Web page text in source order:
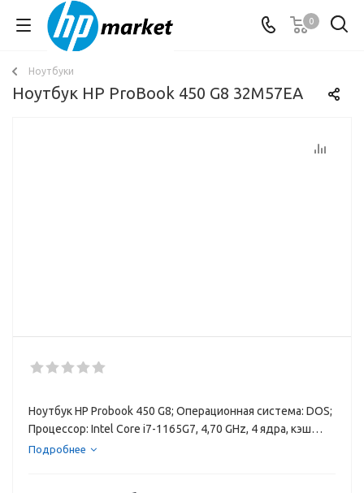
0
Ноутбуки
Ноутбук HP ProBook 450 G8 32M57EA
Ноутбук HP Probook 450 G8; Операционная система: DOS;
Процессор: Intel Core i7-1165G7, 4,70 GHz, 4 ядра, кэш
12M; Оперативная память: 16 GB DDR4-3200; Диск: 512
Подробнее